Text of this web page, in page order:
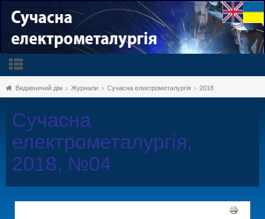
Видавничий дім Журнали Сучасна електрометалургія 2018
Сучасна
електрометалургія,
2018, №04